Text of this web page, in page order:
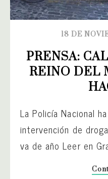
18 DE
PRENSA:
REINO DEL
La Policía Nacional
intervención de
va de año Leer en